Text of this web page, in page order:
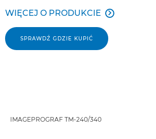
WIĘCEJ O PRODUKCIE 
SPRAWDŹ GDZIE KUPIĆ
IMAGEPROGRAF TM-240/340